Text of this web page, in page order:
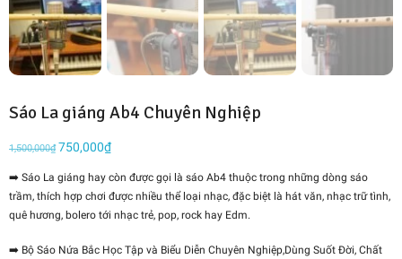
Sáo La giáng Ab4 Chuyên Nghiệp
1,500,000₫ Giá
là:
1,500,000₫.
750,000₫Giá
tại
là:
750,000₫.
➡️ Sáo La giáng hay còn được gọi là sáo Ab4 thuộc trong những dòng sáo
trầm, thích hợp chơi được nhiều thể loại nhạc, đặc biệt là hát văn, nhạc trữ tình,
quê hương, bolero tới nhạc trẻ, pop, rock hay Edm.
➡️ Bộ Sáo Nứa Bắc Học Tập và Biểu Diễn Chuyên Nghiệp,Dùng Suốt Đời, Chất